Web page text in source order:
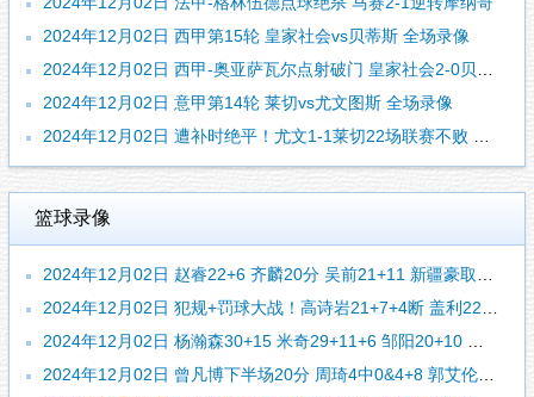
2024年12月02日 西甲第15轮 皇家社会vs贝蒂斯 全场录像
2024年12月02日 西甲-奥亚萨瓦尔点射破门 皇家社会2-0贝蒂斯
2024年12月02日 意甲第14轮 莱切vs尤文图斯 全场录像
2024年12月02日 遭补时绝平！尤文1-1莱切22场联赛不败 雷比奇绝平坎比亚索破门
篮球录像
2024年12月02日 赵睿22+6 齐麟20分 吴前21+11 新疆豪取7连胜&终结浙江5连胜
2024年12月02日 犯规+罚球大战！高诗岩21+7+4断 盖利22+7 山东送上海6连败
2024年12月02日 杨瀚森30+15 米奇29+11+6 邹阳20+10 青岛险胜福建
2024年12月02日 曾凡博下半场20分 周琦4中0&4+8 郭艾伦7分 北京大胜广州